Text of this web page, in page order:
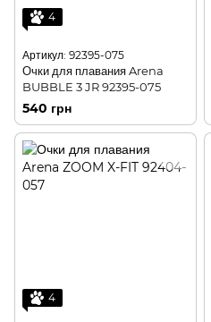
4
Артикул: 92395-075
Очки для плавания Arena
BUBBLE 3 JR 92395-075
540 грн
4